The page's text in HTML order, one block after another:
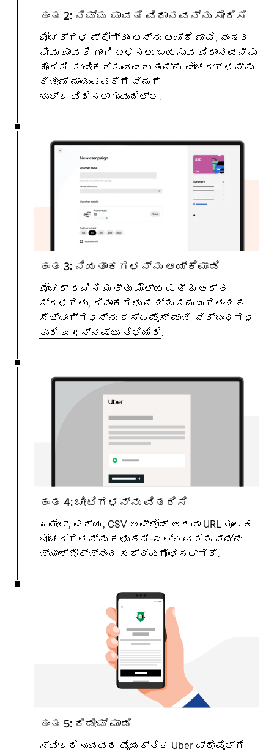
ಹಂತ 2: ನಿಮ್ಮ ಪಾವತಿ ವಿಧಾನವನ್ನು ಸೇರಿಸಿ
ವೋಚರ್ಗಳ ಪ್ರೋಗ್ರಾಂ ಅನ್ನು ಆಯ್ಕೆ ಮಾಡಿ, ನಂತರ
ನೀವು ಪಾವತಿ ಗಾಗಿ ಬಳಸಲು ಬಯಸುವ ವಿಧಾನವನ್ನು
ಹೊಂದಿಸಿ. ಸ್ವೀಕರಿಸುವವರು ತಮ್ಮ ವೋಚರ್ಗಳನ್ನು
ರಿಡೀಮ್ ಮಾಡುವವರೆಗೆ ನಿಮಗೆ
ಶುಲ್ಕ ವಿಧಿಸಲಾಗುವುದಿಲ್ಲ.
ಹಂತ 3: ನಿಯತಾಂಕಗಳನ್ನು ಆಯ್ಕೆಮಾಡಿ
ವೋಚರ್ ರಚಿಸಿ ಮತ್ತು ಮೌಲ್ಯ ಮತ್ತು ಅರ್ಹ
ಸ್ಥಳಗಳು, ದಿನಾಂಕಗಳು ಮತ್ತು ಸಮಯಗಳಂತಹ
ಸೆಟ್ಟಿಂಗ್ಗಳನ್ನು ಕಸ್ಟಮೈಸ್ ಮಾಡಿ. ನಿರ್ಬಂಧಗಳ
ಕುರಿತು ಇನ್ನಷ್ಟು ತಿಳಿಯಿರಿ.
ಹಂತ 4: ಚೀಟಿಗಳನ್ನು ವಿತರಿಸಿ
ಇಮೇಲ್, ಪಠ್ಯ, CSV ಅಪ್ಲೋಡ್ ಅಥವಾ URL ಮೂಲಕ
ವೋಚರ್ಗಳನ್ನು ಕಳುಹಿಸಿ-ಎಲ್ಲವನ್ನೂ ನಿಮ್ಮ
ಡ್ಯಾಶ್ಬೋರ್ಡ್ನಿಂದ ಸಕ್ರಿಯಗೊಳಿಸಲಾಗಿದೆ.
ಹಂತ 5: ರಿಡೀಮ್ ಮಾಡಿ
ಸ್ವೀಕರಿಸುವವರ ವೈಯಕ್ತಿಕ Uber ಪ್ರೊಫೈಲ್ಗೆ